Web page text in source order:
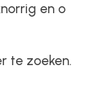
en o
te zoeken.